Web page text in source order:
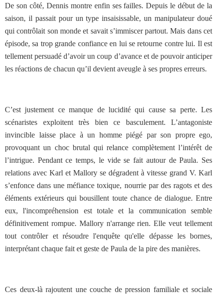
De son côté, Dennis montre enfin ses failles. Depuis le début de la
saison, il passait pour un type insaisissable, un manipulateur doué
qui contrôlait son monde et savait s’immiscer partout. Mais dans cet
épisode, sa trop grande confiance en lui se retourne contre lui. Il est
tellement persuadé d’avoir un coup d’avance et de pouvoir anticiper
les réactions de chacun qu’il devient aveugle à ses propres erreurs.
C’est justement ce manque de lucidité qui cause sa perte. Les
scénaristes exploitent très bien ce basculement. L’antagoniste
invincible laisse place à un homme piégé par son propre ego,
provoquant un choc brutal qui relance complètement l’intérêt de
l’intrigue. Pendant ce temps, le vide se fait autour de Paula. Ses
relations avec Karl et Mallory se dégradent à vitesse grand V. Karl
s’enfonce dans une méfiance toxique, nourrie par des ragots et des
éléments extérieurs qui bousillent toute chance de dialogue. Entre
eux, l'incompréhension est totale et la communication semble
définitivement rompue. Mallory n'arrange rien. Elle veut tellement
tout contrôler et résoudre l'enquête qu'elle dépasse les bornes,
interprétant chaque fait et geste de Paula de la pire des manières.
Ces deux-là rajoutent une couche de pression familiale et sociale